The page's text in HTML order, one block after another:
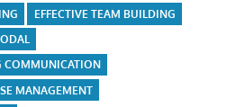
EFFECTIVE TEAM BUILDING
COMMUNICATION
MANAGEMENT